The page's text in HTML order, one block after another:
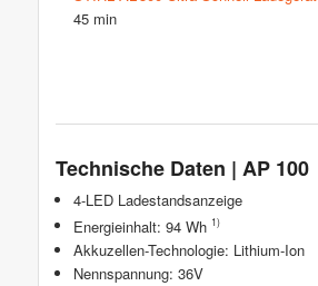
45 min
Technische Daten | AP 100
4-LED Ladestandsanzeige
Energieinhalt: 94 Wh 1)
Akkuzellen-Technologie: Lithium-Ion
Nennspannung: 36V